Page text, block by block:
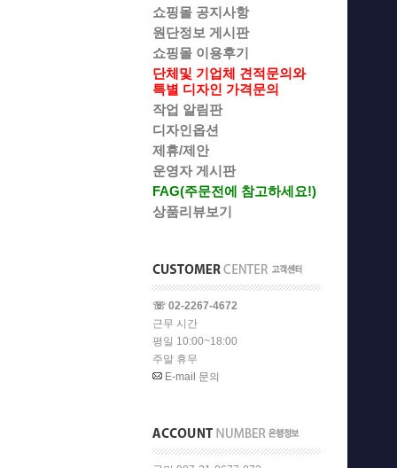
쇼핑몰 공지사항
원단정보 게시판
쇼핑몰 이용후기
단체및 기업체 견적문의와
특별 디자인 가격문의
작업 알림판
디자인옵션
제휴/제안
운영자 게시판
FAG(주문전에 참고하세요!)
상품리뷰보기
☏ 02-2267-4672
근무 시간
평일 10:00~18:00
주말 휴무
E-mail 문의